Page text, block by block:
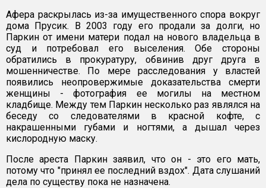
Афера раскрылась из-за имущественного спора вокруг
дома Прусик. В 2003 году его продали за долги, но
Паркин от имени матери подал на нового владельца в
суд и потребовал его выселения. Обе стороны
обратились в прокуратуру, обвинив друг друга в
мошенничестве. По мере расследования у властей
появились неопровержимые доказательства смерти
женщины - фотография ее могилы на местном
кладбище. Между тем Паркин несколько раз являлся на
беседу со следователями в красной кофте, с
накрашенными губами и ногтями, а дышал через
кислородную маску.
После ареста Паркин заявил, что он - это его мать,
потому что "принял ее последний вздох". Дата слушаний
дела по существу пока не назначена.